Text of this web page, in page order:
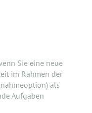
Sie eine neue
im Rahmen der
als
Aufgaben